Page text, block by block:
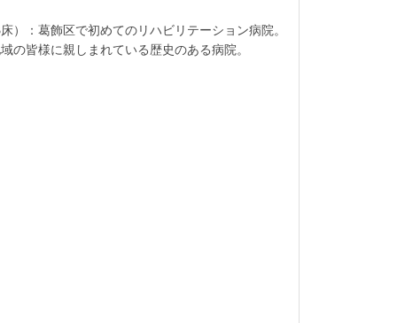
）：葛飾区で初めてのリハビリテーション病院。
の皆様に親しまれている歴史のある病院。